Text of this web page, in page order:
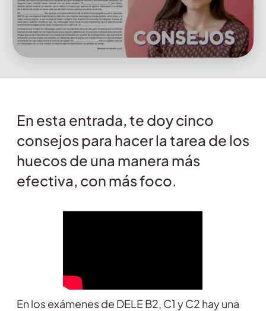
En esta entrada, te doy cinco
consejos para hacer la tarea de los
huecos de una manera más
efectiva, con más foco.
En los exámenes de DELE B2, C1 y C2 hay una